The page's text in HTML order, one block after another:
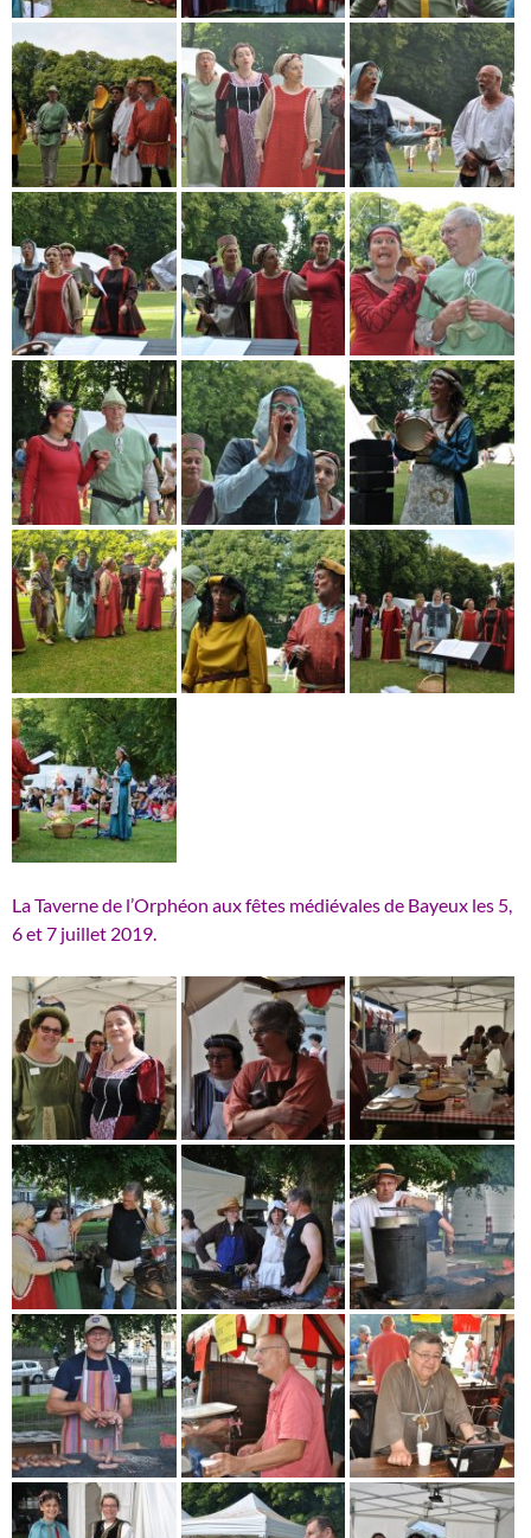
La Taverne de l’Orphéon aux fêtes médiévales de Bayeux les 5,
6 et 7 juillet 2019.